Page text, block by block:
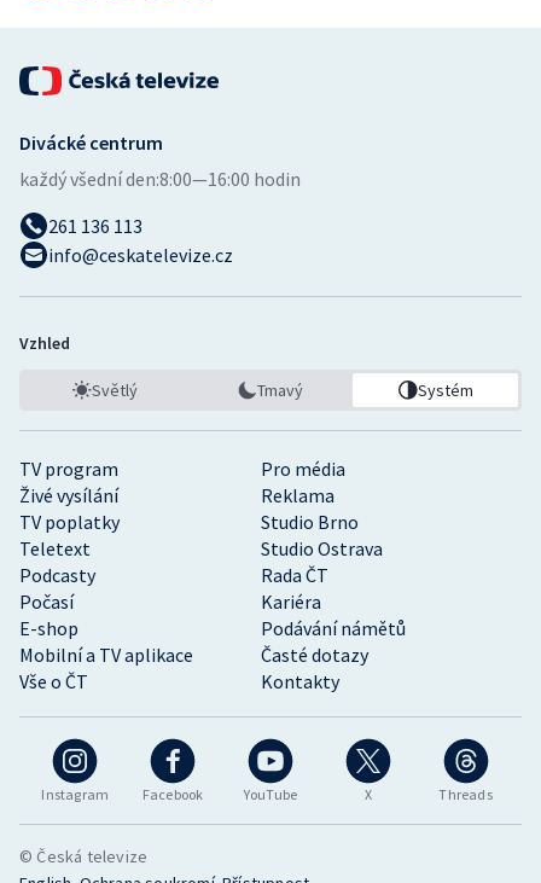
Instagram Facebook YouTube X Threads
TV program
Pro média
Živé vysílání
Reklama
TV poplatky
Studio Brno
Teletext
Studio Ostrava
Podcasty
Rada ČT
Počasí
Kariéra
E-shop
Podávání námětů
Mobilní a TV aplikace
Časté dotazy
Vše o ČT
Kontakty
Divácké centrum
každý všední den:8:00—16:00 hodin
261 136 113
info@ceskatelevize.cz
Vzhled
Světlý Tmavý Systém
© Česká televize